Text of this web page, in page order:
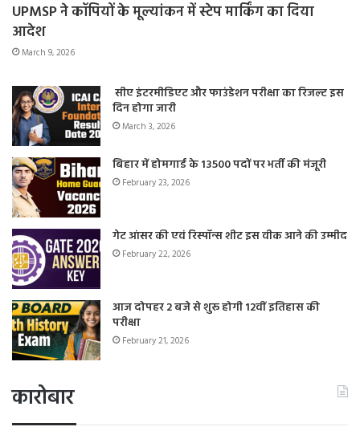
UPMSP ने कॉपियों के मूल्यांकन में स्टेप मार्किंग का दिया
आदेश
March 9, 2026
सीए इंटरमीडिएट और फाउंडेशन परीक्षा का रिजल्ट इस
दिन होगा जारी
March 3, 2026
बिहार में होमगार्ड के 13500 पदों पर भर्ती की मंजूरी
February 23, 2026
गेट आंसर की एवं रिस्पॉन्स शीट इस वीक आने की उम्मीद
February 22, 2026
आज दोपहर 2 बजे से शुरू होगी 12वीं इतिहास की
परीक्षा
February 21, 2026
कारोबार